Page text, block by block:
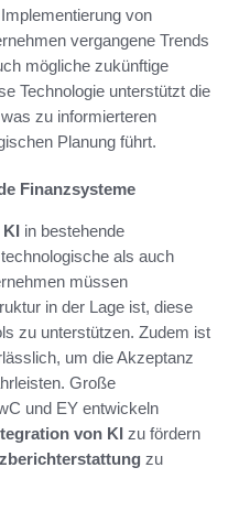
von
vergangene Trends
mögliche zukünftige
Technologie unterstützt die
zu informierteren
Planung führt.
Finanzsysteme
KI in bestehende
als auch
müssen
in der Lage ist, diese
zu unterstützen. Zudem ist
um die Akzeptanz
Große
und EY entwickeln
von KI zu fördern
zu